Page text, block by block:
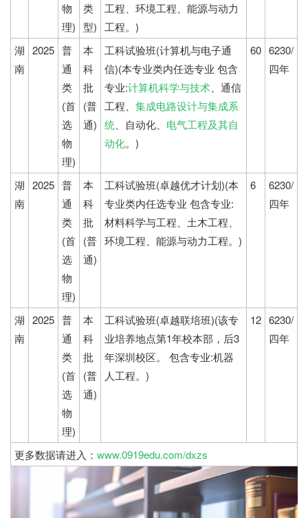
物
理)
类
型)
工程、环境工程、能源与动力
工程。)
湖
南
2025 普
通
类
(首
选
物
理)
本
科
批
(普
通)
工科试验班(计算机与电子通
信)(本专业类内任选专业 包含
专业:计算机科学与技术、通信
工程、 集成电路设计与集成系
统、自动化、 电气工程及其自
动化。)
60 6230/
四年
湖
南
2025 普
通
类
(首
选
物
理)
本
科
批
(普
通)
工科试验班(卓越优才计划)(本
专业类内任选专业 包含专业:
材料科学与工程、土木工程、
环境工程、能源与动力工程。)
6
6230/
四年
湖
南
2025 普
通
类
(首
选
物
理)
本
科
批
(普
通)
工科试验班(卓越联培班)(该专
业培养地点第1年校本部，后3
年深圳校区。 包含专业:机器
人工程。)
12 6230/
四年
更多数据请进入： www.0919edu.com/dxzs